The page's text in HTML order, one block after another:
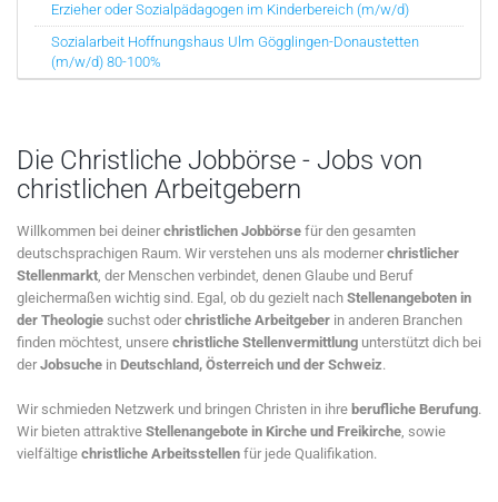
Erzieher oder Sozialpädagogen im Kinderbereich (m/w/d)
Sozialarbeit Hoffnungshaus Ulm Gögglingen-Donaustetten
(m/w/d) 80-100%
Die Christliche Jobbörse - Jobs von
christlichen Arbeitgebern
Willkommen bei deinerchristlichen Jobbörse für den gesamten
deutschsprachigen Raum. Wir verstehen uns als modernerchristlicher
Stellenmarkt, der Menschen verbindet, denen Glaube und Beruf
gleichermaßen wichtig sind. Egal, ob du gezielt nach Stellenangeboten in
der Theologie suchst oderchristliche Arbeitgeber in anderen Branchen
finden möchtest, unsere christliche Stellenvermittlung unterstützt dich bei
derJobsuche in Deutschland, Österreich und der Schweiz.
Wir schmieden Netzwerk und bringen Christen in ihre berufliche Berufung.
Wir bieten attraktive Stellenangebote in Kirche und Freikirche, sowie
vielfältige christliche Arbeitsstellen für jede Qualifikation.